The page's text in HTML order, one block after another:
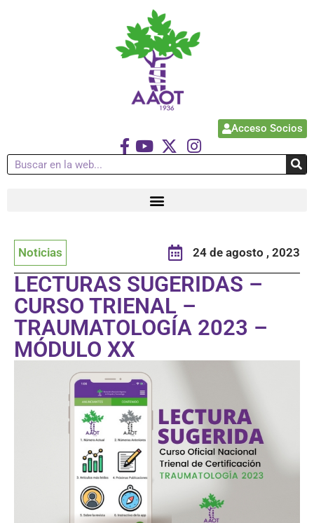
Acceso Socios
Noticias 24 de agosto , 2023
LECTURAS SUGERIDAS –
CURSO TRIENAL –
TRAUMATOLOGÍA 2023 –
MÓDULO XX